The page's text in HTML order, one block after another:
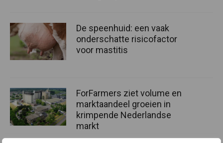
De speenhuid: een vaak
onderschatte risicofactor
voor mastitis
ForFarmers ziet volume en
marktaandeel groeien in
krimpende Nederlandse
markt